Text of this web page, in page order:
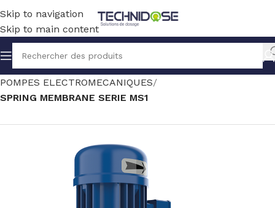
Skip to navigation
Skip to main content
Accueil TRAITEMENT EAU DOSAGE
POMPES ELECTROMECANIQUES
SPRING MEMBRANE SERIE MS1